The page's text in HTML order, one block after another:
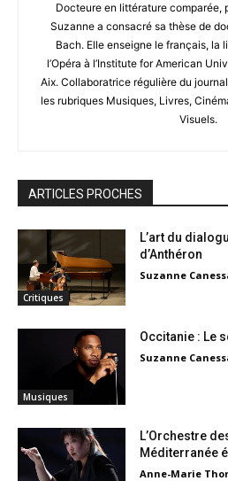
Docteure en littérature comparée,
Suzanne a consacré sa thèse de
Bach. Elle enseigne le français, la
l’Opéra à l’Institute for American
Aix. Collaboratrice régulière du
les rubriques Musiques, Livres,
Visuels.
ARTICLES PROCHES
Critiques
L’art du
d’Anthéron
Suzanne
Musiques
Occitanie : Le
Suzanne
L’Orchestre
Méditerranée
Anne-Marie